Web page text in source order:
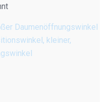
Daumenöffnungswinkel
kleiner,